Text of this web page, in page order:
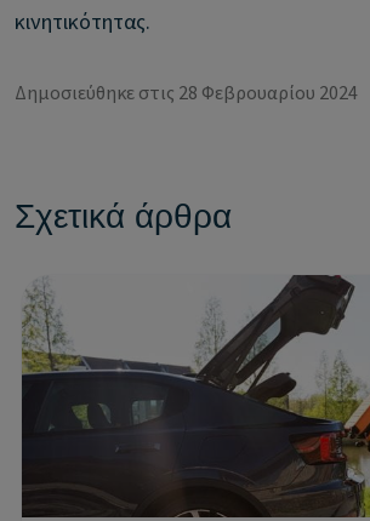
κινητικότητας.
Δημοσιεύθηκε στις 28 Φεβρουαρίου 2024
Σχετικά άρθρα